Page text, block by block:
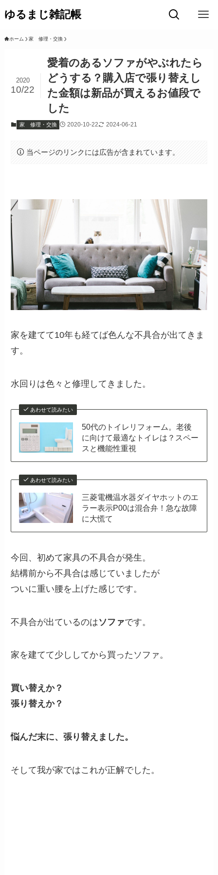
ゆるまじ雑記帳
ホーム 家 修理・交換
愛着のあるソファがやぶれたら
どうする？購入店で張り替えし
た金額は新品が買えるお値段で
した
2020
10/22
家 修理・交換 2020-10-22 2024-06-21
当ページのリンクには広告が含まれています。
家を建てて10年も経てば色んな不具合が出てきま
す。
水回りは色々と修理してきました。
あわせて読みたい
50代のトイレリフォーム。老後
に向けて最適なトイレは？スペー
スと機能性重視
あわせて読みたい
三菱電機温水器ダイヤホットのエ
ラー表示P00は混合弁！急な故障
に大慌て
今回、初めて家具の不具合が発生。
結構前から不具合は感じていましたが
ついに重い腰を上げた感じです。
不具合が出ているのはソファです。
家を建てて少ししてから買ったソファ。
買い替えか？
張り替えか？
悩んだ末に、張り替えました。
そして我が家ではこれが正解でした。